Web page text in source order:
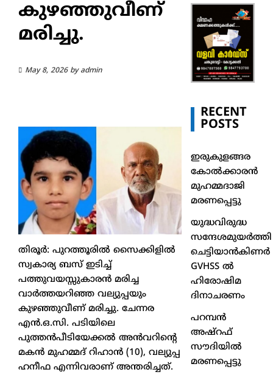
കുഴഞ്ഞുവീണ്
മരിച്ചു.
May 8, 2026by admin
തിരൂർ: പുറത്തൂരിൽ സൈക്കിളിൽ
സ്വകാര്യ ബസ് ഇടിച്ച്
പത്തുവയസ്സുകാരൻ മരിച്ച
വാർത്തയറിഞ്ഞ വല്യുപ്പയും
കുഴഞ്ഞുവീണ് മരിച്ചു. ചേന്നര
എൻ.ഒ.സി. പടിയിലെ
പുത്തൻപീടിയേക്കൽ അൻവറിന്റെ
മകൻ മുഹമ്മദ് റിഹാൻ (10), വല്യുപ്പ
ഹനീഫ എന്നിവരാണ് അന്തരിച്ചത്.
RECENT
POSTS
ഇരുകുളങ്ങര
കോൽക്കാരൻ
മുഹമ്മദാജി
മരണപ്പെട്ടു
യുദ്ധവിരുദ്ധ
സന്ദേശമുയർത്തി
ചെട്ടിയാൻകിണർ
GVHSS ൽ
ഹിരോഷിമ
ദിനാചരണം
പറമ്പൻ
അഷ്‌റഫ്
സൗദിയിൽ
മരണപ്പെട്ടു